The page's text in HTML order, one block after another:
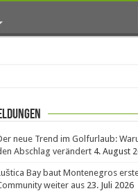
neue Trend im Golfurlaub:
Abschlag verändert 4. August
Bay baut Montenegros
weiter aus 23. Juli 2026